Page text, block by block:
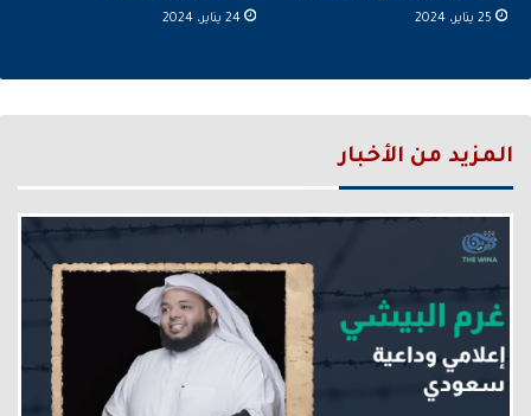
25 يناير، 2024 24 يناير، 2024
المزيد من الأخبار